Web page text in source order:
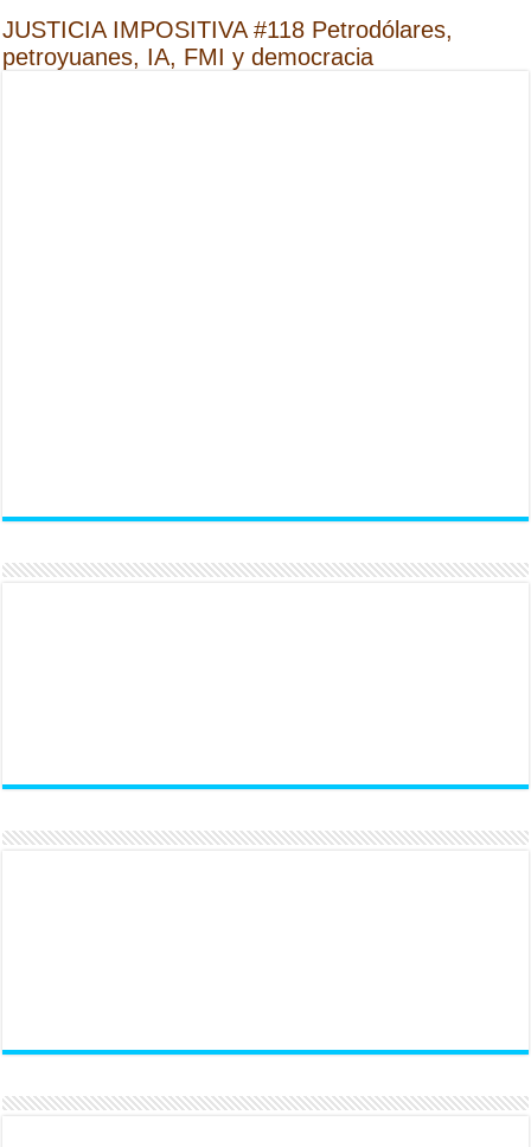
JUSTICIA IMPOSITIVA #118 Petrodólares,
petroyuanes, IA, FMI y democracia